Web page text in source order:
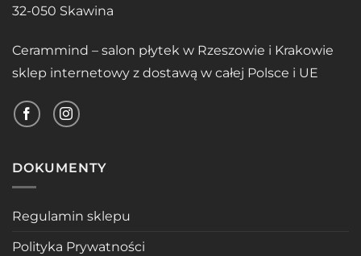
32-050 Skawina
Cerammind – salon płytek w Rzeszowie i Krakowie
sklep internetowy z dostawą w całej Polsce i UE
DOKUMENTY
Regulamin sklepu
Polityka Prywatności